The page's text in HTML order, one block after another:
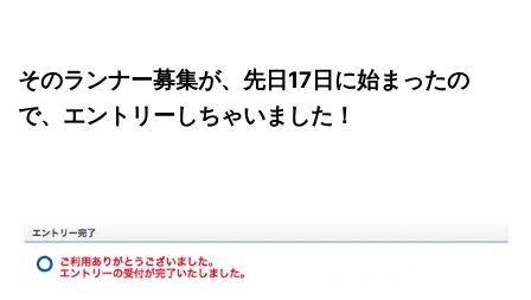
そのランナー募集が、先日17日に始まったの
で、エントリーしちゃいました！